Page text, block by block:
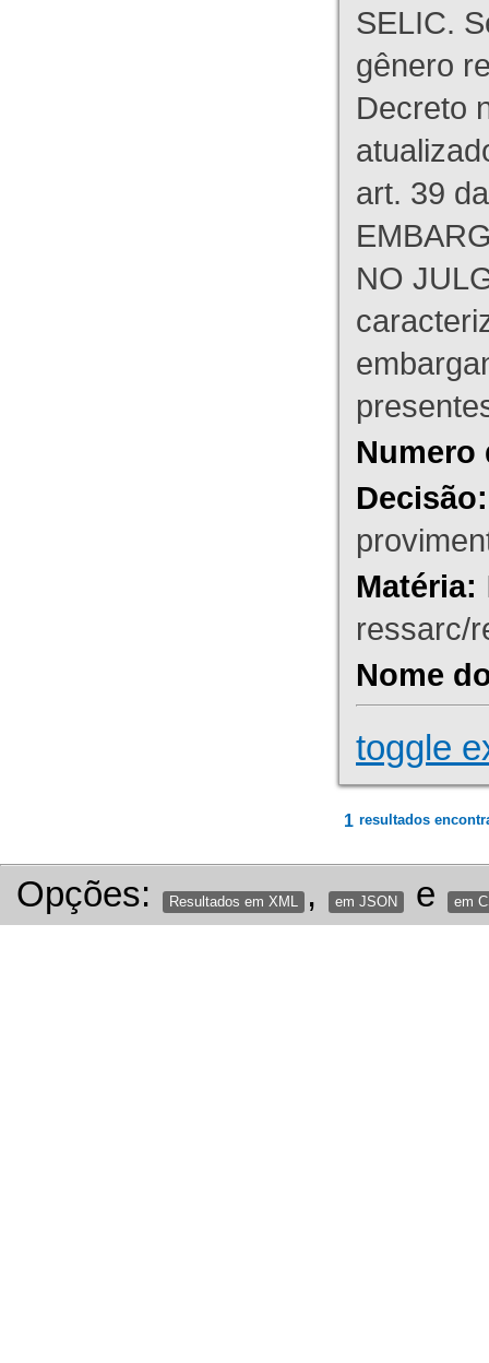
SELIC.
gênero
Decreto
art. 39
NO
Numero
Decisão:
Matéria:
ressarc/
Nome
toggle
1 resultados
Opções: Resultados em XML , em JSON e em